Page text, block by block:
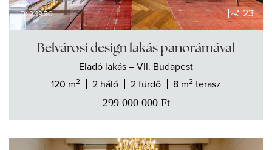
ID: 24950 23
Belvárosi design lakás panorámával
Eladó lakás– VII. Budapest
120 m2 2 háló 2 fürdő 8 m2 terasz
299 000 000 Ft